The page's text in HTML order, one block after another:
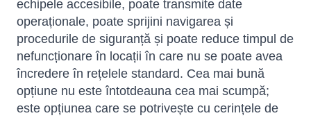
echipele accesibile, poate transmite date
operaționale, poate sprijini navigarea și
procedurile de siguranță și poate reduce timpul de
nefuncționare în locații în care nu se poate avea
încredere în rețelele standard. Cea mai bună
opțiune nu este întotdeauna cea mai scumpă;
este opțiunea care se potrivește cu cerințele de